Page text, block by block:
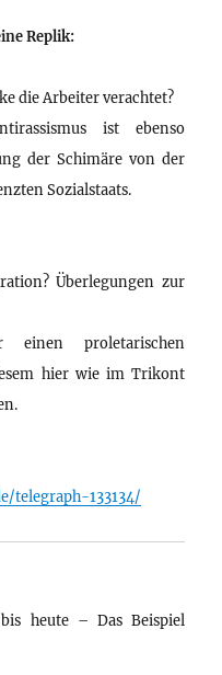
Replik:
die Arbeiter verachtet?
ist ebenso
der Schimäre von der
Sozialstaats.
Überlegungen zur
einen proletarischen
hier wie im Trikont
telegraph-133134/
heute – Das Beispiel